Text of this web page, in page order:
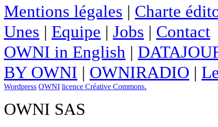
Mentions légales | Charte
Unes | Equipe | Jobs | Contact
OWNI in English |
BY OWNI | OWNIRADIO |
Wordpress OWNI licence Créative Commons.
OWNI SAS